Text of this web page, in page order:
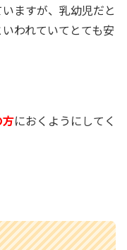
ますが、乳幼児だと
われていてとても安
におくようにしてく